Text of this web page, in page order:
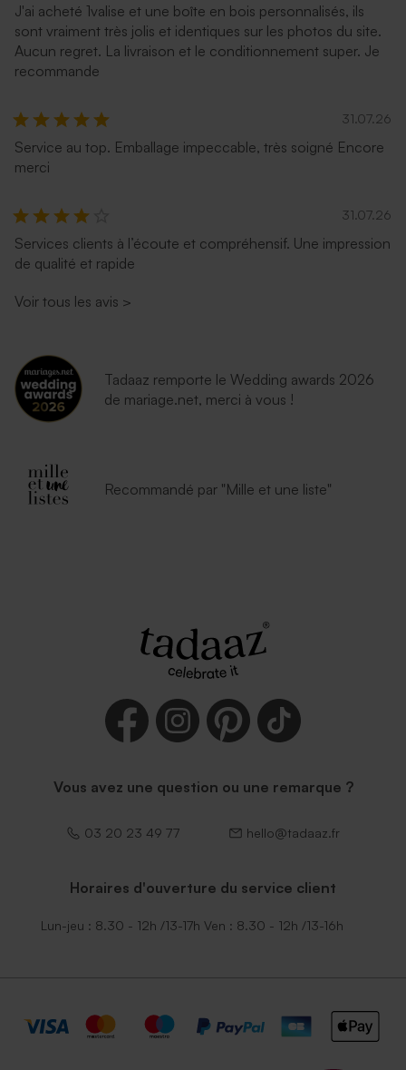
J'ai acheté 1valise et une boîte en bois personnalisés, ils
sont vraiment très jolis et identiques sur les photos du site.
Aucun regret. La livraison et le conditionnement super. Je
recommande
31.07.26
Service au top. Emballage impeccable, très soigné Encore
merci
31.07.26
Services clients à l’écoute et compréhensif. Une impression
de qualité et rapide
Voir tous les avis >
Tadaaz remporte le Wedding awards 2026
de mariage.net, merci à vous !
Recommandé par "Mille et une liste"
Vous avez une question ou une remarque ?
03 20 23 49 77 hello@tadaaz.fr
Horaires d'ouverture du service client
Lun-jeu : 8.30 - 12h /13-17h Ven : 8.30 - 12h /13-16h